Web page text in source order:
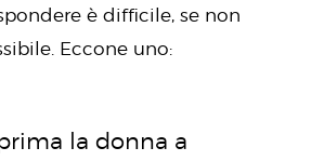
è difficile, se non
Eccone uno:
la donna a